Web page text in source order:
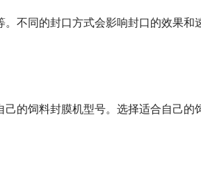
不同的封口方式会影响封口的效果和
的饲料封膜机型号。选择适合自己的